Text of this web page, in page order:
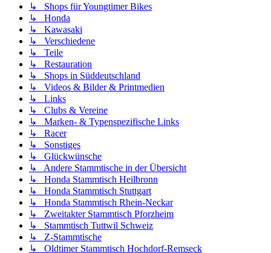
↳ Shops für Youngtimer Bikes
↳ Honda
↳ Kawasaki
↳ Verschiedene
↳ Teile
↳ Restauration
↳ Shops in Süddeutschland
↳ Videos & Bilder & Printmedien
↳ Links
↳ Clubs & Vereine
↳ Marken- & Typenspezifische Links
↳ Racer
↳ Sonstiges
↳ Glückwünsche
↳ Andere Stammtische in der Übersicht
↳ Honda Stammtisch Heilbronn
↳ Honda Stammtisch Stuttgart
↳ Honda Stammtisch Rhein-Neckar
↳ Zweitakter Stammtisch Pforzheim
↳ Stammtisch Tuttwil Schweiz
↳ Z-Stammtische
↳ Oldtimer Stammtisch Hochdorf-Remseck